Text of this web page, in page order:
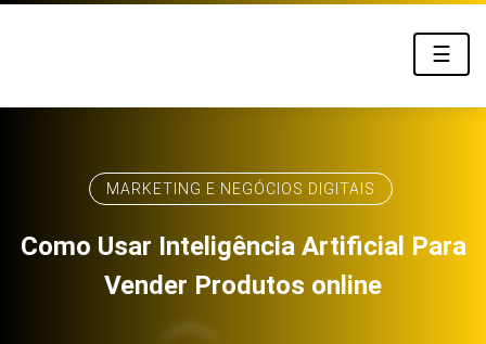
☰
MARKETING E NEGÓCIOS DIGITAIS
Como Usar Inteligência Artificial Para
Vender Produtos online